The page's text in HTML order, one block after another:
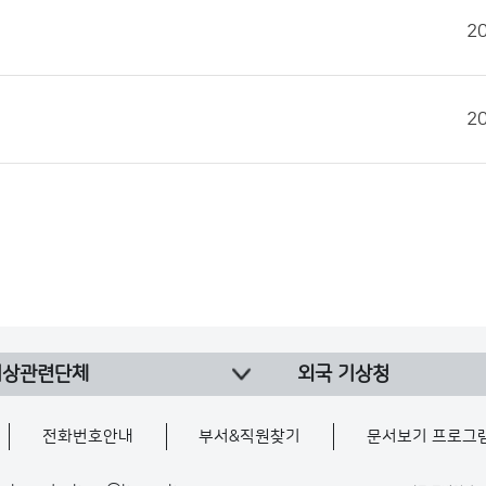
관련단체 외국 기상청
전화번호안내 부서&직원찾기 문서보기 프로그